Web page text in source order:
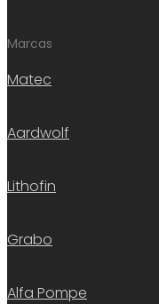
Marcas
Matec
Aardwolf
Lithofin
Grabo
Alfa Pompe